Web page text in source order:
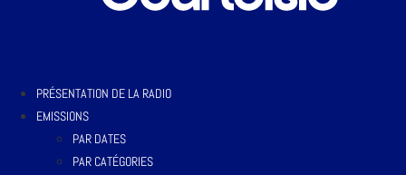
PRÉSENTATION DE LA RADIO
EMISSIONS
PAR DATES
PAR CATÉGORIES